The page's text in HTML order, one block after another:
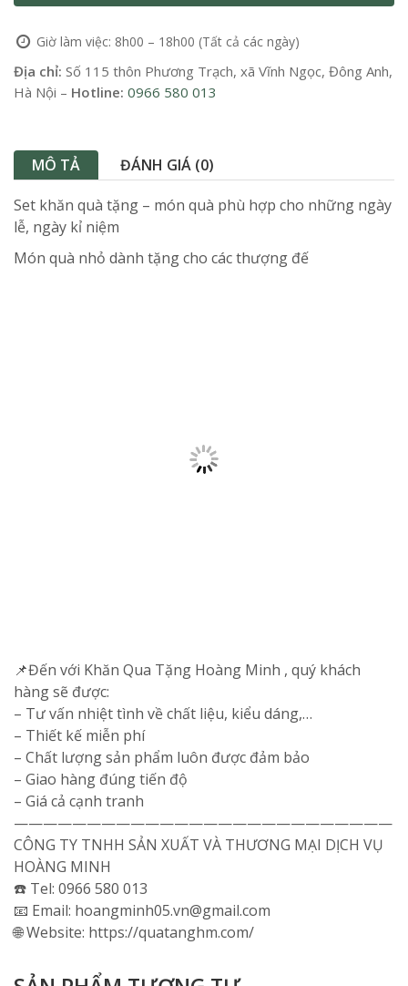
Giờ làm việc: 8h00 – 18h00 (Tất cả các ngày)
Địa chỉ: Số 115 thôn Phương Trạch, xã Vĩnh Ngọc, Đông Anh,
Hà Nội – Hotline: 0966 580 013
MÔ TẢ
ĐÁNH GIÁ (0)
Set khăn quà tặng – món quà phù hợp cho những ngày
lễ, ngày kỉ niệm
Món quà nhỏ dành tặng cho các thượng đế
📌Đến với Khăn Qua Tặng Hoàng Minh , quý khách
hàng sẽ được:
– Tư vấn nhiệt tình về chất liệu, kiểu dáng,…
– Thiết kế miễn phí
– Chất lượng sản phẩm luôn được đảm bảo
– Giao hàng đúng tiến độ
– Giá cả cạnh tranh
——————————————————————————
CÔNG TY TNHH SẢN XUẤT VÀ THƯƠNG MẠI DỊCH VỤ
HOÀNG MINH
☎️ Tel: 0966 580 013
📧 Email: hoangminh05.vn@gmail.com
🌐 Website: https://quatanghm.com/